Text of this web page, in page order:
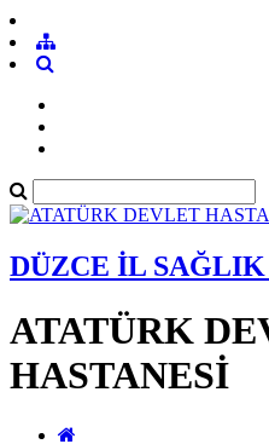
DÜZCE İL
ATATÜRK
HASTANESİ